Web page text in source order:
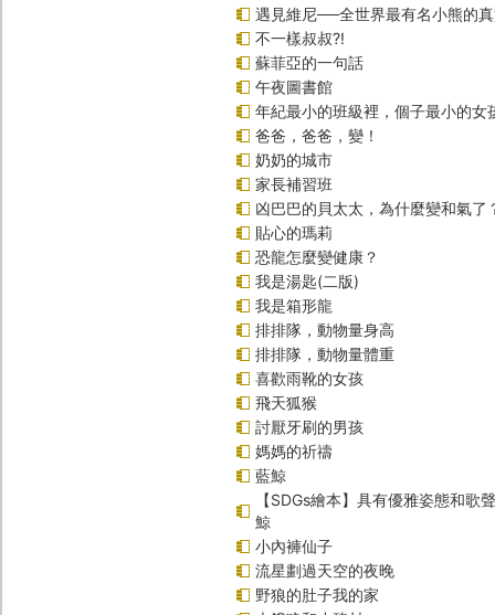
遇見維尼──全世界最有名小熊的
不一樣叔叔?!
蘇菲亞的一句話
午夜圖書館
年紀最小的班級裡，個子最小的女
爸爸，爸爸，變！
奶奶的城市
家長補習班
凶巴巴的貝太太，為什麼變和氣了
貼心的瑪莉
恐龍怎麼變健康？
我是湯匙(二版)
我是箱形龍
排排隊，動物量身高
排排隊，動物量體重
喜歡雨靴的女孩
飛天狐猴
討厭牙刷的男孩
媽媽的祈禱
藍鯨
【SDGs繪本】具有優雅姿態和歌
鯨
小內褲仙子
流星劃過天空的夜晚
野狼的肚子我的家